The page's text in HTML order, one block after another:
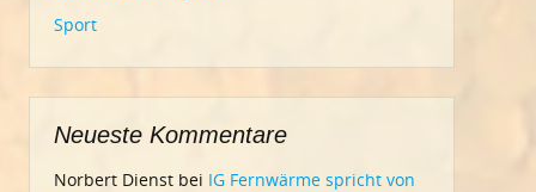
Sport
Neueste Kommentare
Norbert Dienst bei IG Fernwärme spricht von